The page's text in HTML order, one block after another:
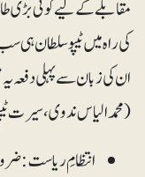
مقابلے کے لیے کوئی بڑی
کی راہ میں ٹیپو سلطان
ان کی زبان سے پہلی دفعہ یہ
(محمد الیاس ندوی، سیرت ٹیپو
انتظامِ ریاست: